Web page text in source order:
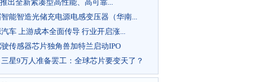
出全新紧凑型高性能、高可靠...
能智造光储充电源电感变压器（华南...
车 上游成本全面传导 行业开启涨...
传感器芯片独角兽加特兰启动IPO
星9万人准备罢工：全球芯片要变天了？